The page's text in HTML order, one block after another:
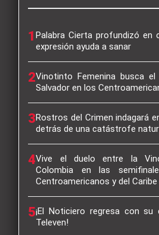
1Palabra Cierta profundizó en
expresión ayuda a sanar
2Vinotinto Femenina busca
Salvador en los
3Rostros del Crimen indagará
detrás de una catástrofe
4Vive el duelo entre la
Colombia en las
Centroamericanos y del Caribe
5¡El Noticiero regresa con
Televen!